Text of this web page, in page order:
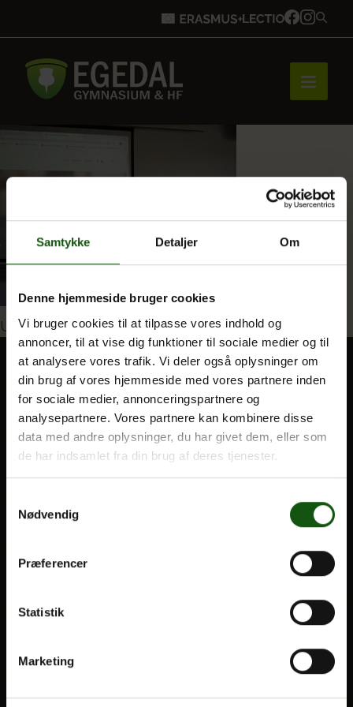
Samtykke Detaljer Om
Denne hjemmeside bruger cookies
Vi bruger cookies til at tilpasse vores indhold og
annoncer, til at vise dig funktioner til sociale medier og til
at analysere vores trafik. Vi deler også oplysninger om
din brug af vores hjemmeside med vores partnere inden
for sociale medier, annonceringspartnere og
analysepartnere. Vores partnere kan kombinere disse
data med andre oplysninger, du har givet dem, eller som
de har indsamlet fra din brug af deres tjenester.
Nødvendig
Præferencer
Statistik
Marketing
Brobygning
Vores uddannelser
Indlægsnavigation
Udgivet i9_126164954112741_2366488766747004
BLIV ELEV
Optagelse
STX
Alle fag og valgfag
OM E.G.
Nyheder